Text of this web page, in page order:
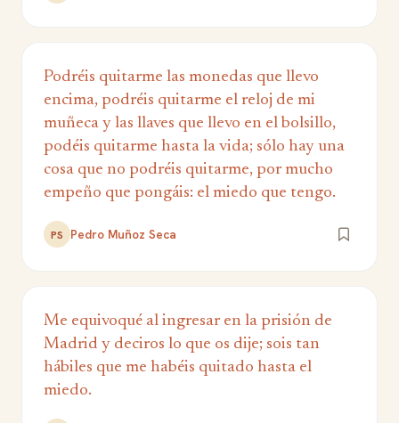
Podréis quitarme las monedas que llevo
encima, podréis quitarme el reloj de mi
muñeca y las llaves que llevo en el bolsillo,
podéis quitarme hasta la vida; sólo hay una
cosa que no podréis quitarme, por mucho
empeño que pongáis: el miedo que tengo.
PS Pedro Muñoz Seca
Me equivoqué al ingresar en la prisión de
Madrid y deciros lo que os dije; sois tan
hábiles que me habéis quitado hasta el
miedo.